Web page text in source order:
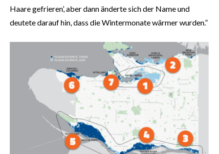
Haare gefrieren’, aber dann änderte sich der Name und
deutete darauf hin, dass die Wintermonate wärmer wurden.”